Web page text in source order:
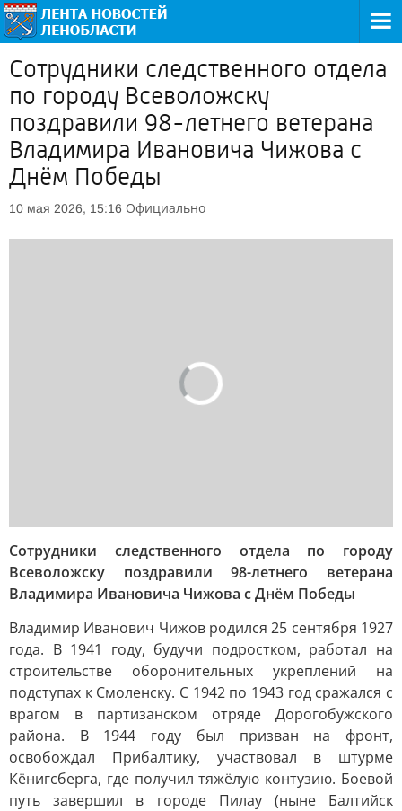
Сотрудники следственного отдела
по городу Всеволожску
поздравили 98-летнего ветерана
Владимира Ивановича Чижова с
Днём Победы
10 мая 2026, 15:16 Официально
Сотрудники следственного отдела по городу
Всеволожску поздравили 98-летнего ветерана
Владимира Ивановича Чижова с Днём Победы
Владимир Иванович Чижов родился 25 сентября 1927
года. В 1941 году, будучи подростком, работал на
строительстве оборонительных укреплений на
подступах к Смоленску. С 1942 по 1943 год сражался с
врагом в партизанском отряде Дорогобужского
района. В 1944 году был призван на фронт,
освобождал Прибалтику, участвовал в штурме
Кёнигсберга, где получил тяжёлую контузию. Боевой
путь завершил в городе Пилау (ныне Балтийск